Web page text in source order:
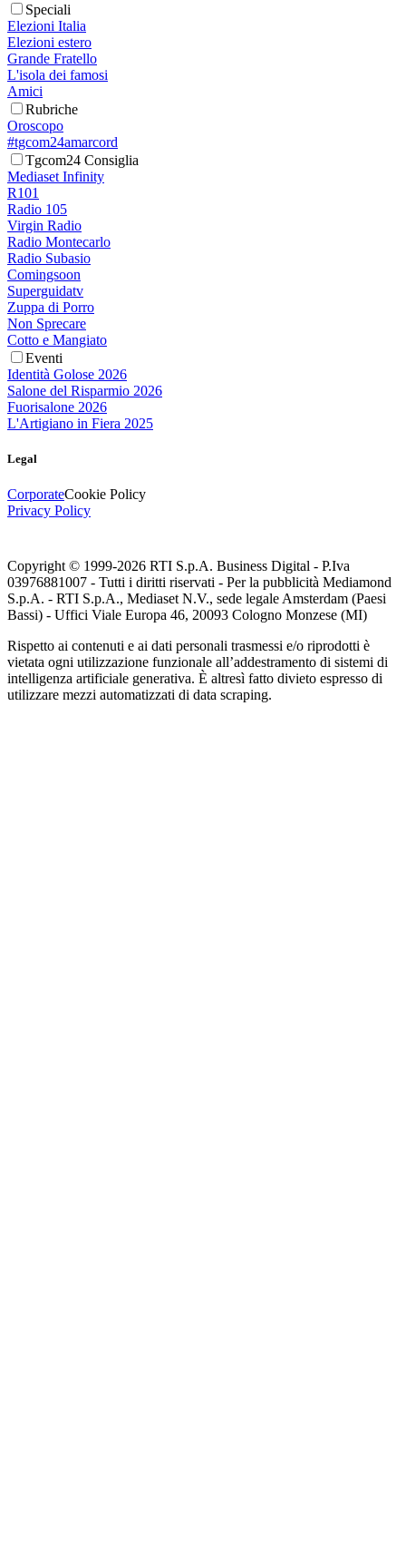
Speciali
Elezioni Italia
Elezioni estero
Grande Fratello
L'isola dei famosi
Amici
Rubriche
Oroscopo
#tgcom24amarcord
Tgcom24 Consiglia
Mediaset Infinity
R101
Radio 105
Virgin Radio
Radio Montecarlo
Radio Subasio
Comingsoon
Superguidatv
Zuppa di Porro
Non Sprecare
Cotto e Mangiato
Eventi
Identità Golose 2026
Salone del Risparmio 2026
Fuorisalone 2026
L'Artigiano in Fiera 2025
Legal
CorporateCookie Policy
Privacy Policy
Copyright © 1999-2026 RTI S.p.A. Business Digital - P.Iva
03976881007 - Tutti i diritti riservati - Per la pubblicità Mediamond
S.p.A. - RTI S.p.A., Mediaset N.V., sede legale Amsterdam (Paesi
Bassi) - Uffici Viale Europa 46, 20093 Cologno Monzese (MI)
Rispetto ai contenuti e ai dati personali trasmessi e/o riprodotti è
vietata ogni utilizzazione funzionale all’addestramento di sistemi di
intelligenza artificiale generativa. È altresì fatto divieto espresso di
utilizzare mezzi automatizzati di data scraping.